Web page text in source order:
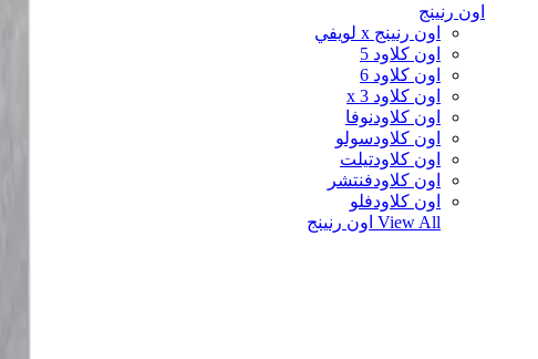
اون رنينج
اون رنينج x لويفي
اون كلاود 5
اون كلاود 6
اون كلاود x 3
اون كلاودنوفا
اون كلاودسولو
اون كلاودتيلت
اون كلاودفنتشر
اون كلاودفلو
View All اون رنينج